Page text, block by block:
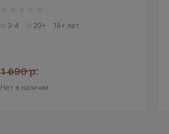
3-4 20+ 18+ лет
1 690 р.
Нет в наличии